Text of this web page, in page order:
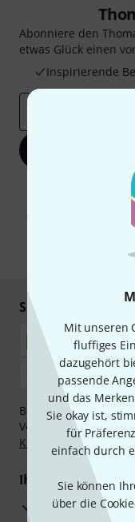
Mit unseren
fluffiges
dazugehört
passende
und das
Sie okay ist,
für
einfach durch
Sie können
über die
Abonniere den
etwas Glück einen
Inspirierende
Mit Klick auf „Jetzt
Werbung und einer
Abmeldung ist jederzeit
Sicher einkaufen
Bezahlen Sie
Vorkasse, PayPal,
Klarna Ratenzahlung
Ihre Vorteile
3 Jahre